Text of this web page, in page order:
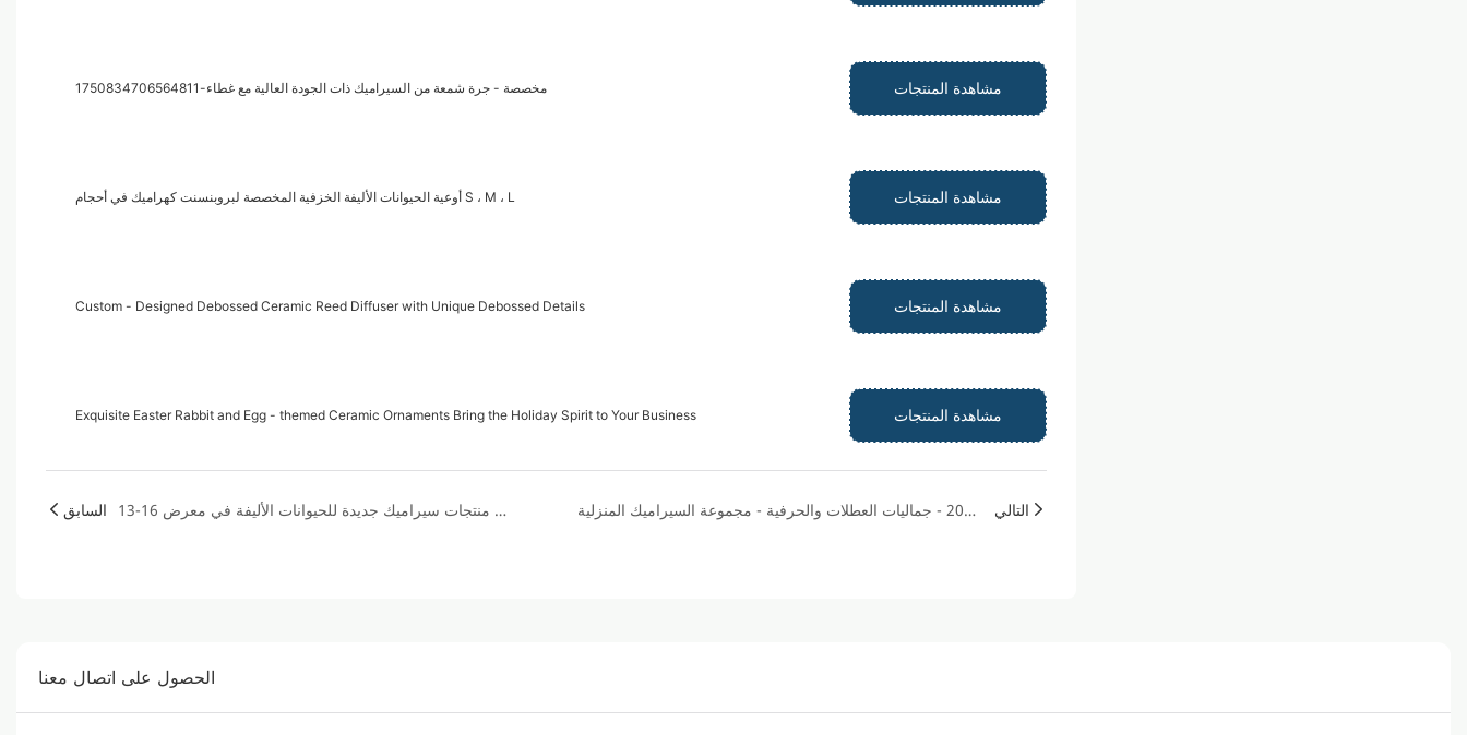
مخصصة - جرة شمعة من السيراميك ذات الجودة العالية مع غطاء-1750834706564811 مشاهدة المنتجات
أوعية الحيوانات الأليفة الخزفية المخصصة لبروبنسنت كهراميك في أحجام S ، M ، L مشاهدة المنتجات
Custom - Designed Debossed Ceramic Reed Diffuser with Unique Debossed Details مشاهدة المنتجات
Exquisite Easter Rabbit and Egg - themed Ceramic Ornaments Bring the Holiday Spirit to Your Business مشاهدة المنتجات
السابق 13-16 نوفمبر 2025: شيامن بيستسيرا تعرض منتجات سيراميك جديدة للحيوانات الأليفة في معرض CIPS في قوانغتشو، الجناح 13.1-D011 معرض شيكاغو للمنازل الملهمة 2026 - جماليات العطلات والحرفية - مجموعة السيراميك المنزلية التالي
الحصول على اتصال معنا